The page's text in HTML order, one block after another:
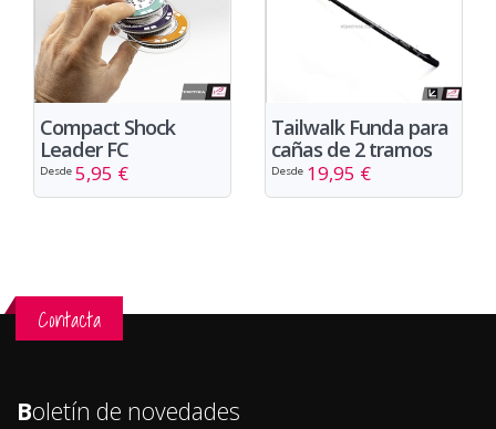
Compact Shock
Leader FC
Desde 5,95 €
Tailwalk Funda para
cañas de 2 tramos
Desde 19,95 €
Contacta
Boletín de novedades